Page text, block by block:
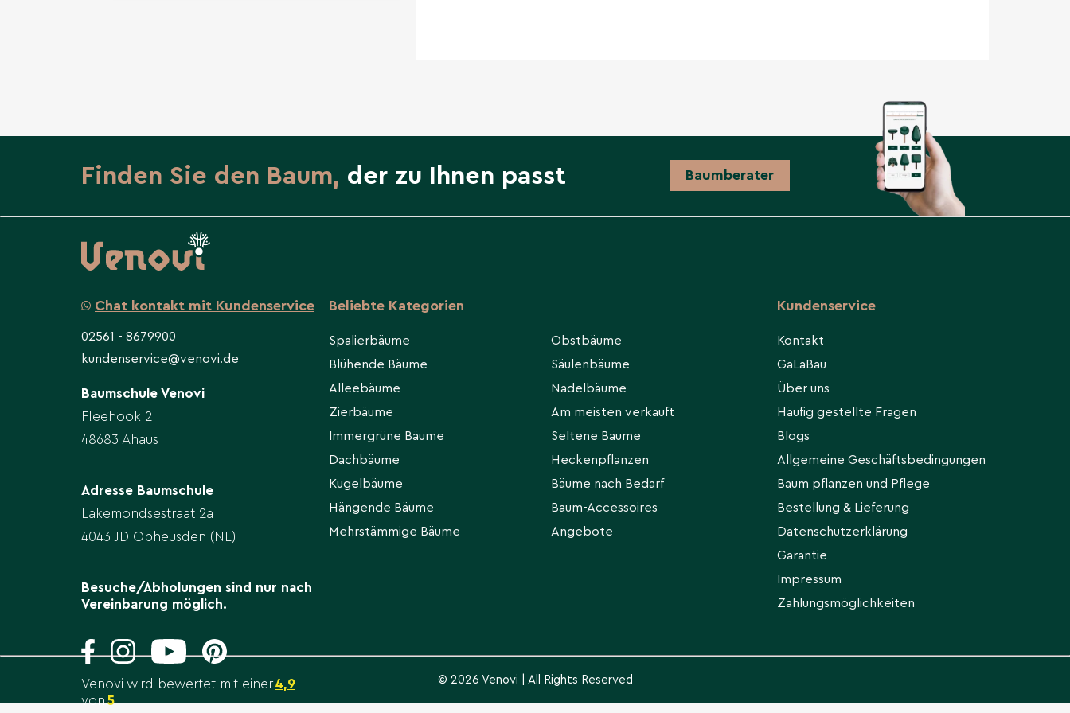
Finden Sie den Baum, der zu Ihnen passt Baumberater
Chat kontakt mit Kundenservice
02561 - 8679900
kundenservice@venovi.de
Baumschule Venovi
Fleehook 2
48683 Ahaus
Adresse Baumschule
Lakemondsestraat 2a
4043 JD Opheusden (NL)
Besuche/Abholungen sind nur nach
Vereinbarung möglich.
Venovi wird bewertet mit einer4,9
von5
Beliebte Kategorien
Spalierbäume
Blühende Bäume
Alleebäume
Zierbäume
Immergrüne Bäume
Dachbäume
Kugelbäume
Hängende Bäume
Mehrstämmige Bäume
Obstbäume
Säulenbäume
Nadelbäume
Am meisten verkauft
Seltene Bäume
Heckenpflanzen
Bäume nach Bedarf
Baum-Accessoires
Angebote
Kundenservice
Kontakt
GaLaBau
Über uns
Häufig gestellte Fragen
Blogs
Allgemeine Geschäftsbedingungen
Baum pflanzen und Pflege
Bestellung & Lieferung
Datenschutzerklärung
Garantie
Impressum
Zahlungsmöglichkeiten
© 2026 Venovi | All Rights Reserved